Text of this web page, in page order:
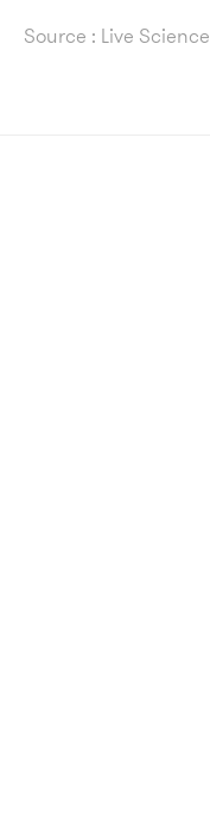
Source : Live Science